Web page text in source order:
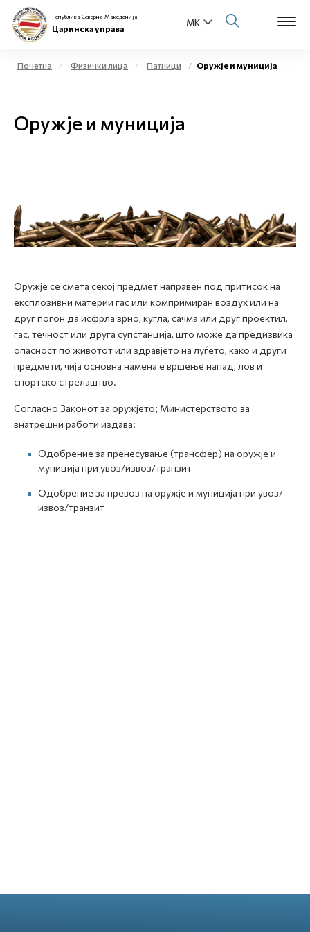
Физички лица
Е-Царина
Open
Медиа центар
Е-Весник
Република Северна Македонија
Царинска управа
Почетна Физички лица Патници Оружје и муниција
Оружје и муниција
Оружје се смета секој предмет направен под притисок на
експлозивни материи гас или компримиран воздух или на
друг погон да исфрла зрно, кугла, сачма или друг проектил,
гас, течност или друга супстанција, што може да предизвика
опасност по животот или здравјето на луѓето, како и други
предмети, чија основна намена е вршење напад, лов и
спортско стрелаштво.
Согласно Законот за оружјето; Министерството за
внатрешни работи издава:
Одобрение за пренесување (трансфер) на оружје и
муниција при увоз/извоз/транзит
Одобрение за превоз на оружје и муниција при увоз/
извоз/транзит